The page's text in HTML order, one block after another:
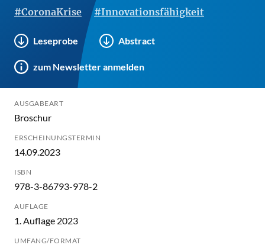
#CoronaKrise #Innovationsfähigkeit
Leseprobe Abstract
zum Newsletter anmelden
AUSGABEART
Broschur
ERSCHEINUNGSTERMIN
14.09.2023
ISBN
978-3-86793-978-2
AUFLAGE
1. Auflage 2023
UMFANG/FORMAT